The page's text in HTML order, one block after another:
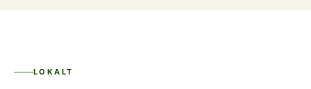
LOKALT